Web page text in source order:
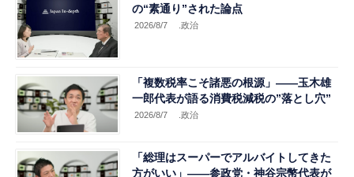
の“素通り”された論点
2026/8/7 .政治
「複数税率こそ諸悪の根源」――玉木雄
一郎代表が語る消費税減税の”落とし穴”
2026/8/7 .政治
「総理はスーパーでアルバイトしてきた
方がいい」――参政党・神谷宗幣代表が